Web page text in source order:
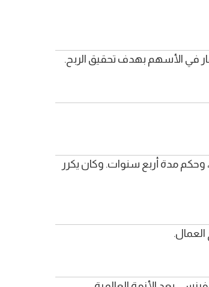
في الأسهم بهدف تحقيق الربح.
وُلد سنة 1874م وتوفي سنة 1964م. تولى رئاسة الولايات المتحدة الأمريكية بعد اندلاع الأزمة الاقتصادية عام 1929م، وحكم مدة أربع سنوات. وكان يكرر